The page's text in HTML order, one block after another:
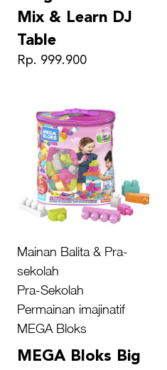
Mix & Learn DJ
Table
Rp. 999.900
Mainan Balita & Pra-
sekolah
Pra-Sekolah
Permainan imajinatif
MEGA Bloks
MEGA Bloks Big